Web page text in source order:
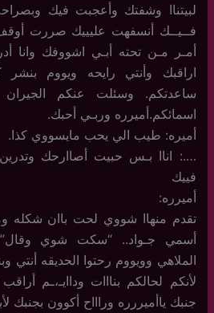
لبيتناا وشفتك وأعجبت فيك
فــيــك أنسفهت عليييك صررت
أمـر مـن تحته أبـي اشووفك وانا
اراقبك وأنتي رايحه ويووم بنشر
ساعدتكم. وسئلت عنكم
اسمائكم.أميرره وربـي أحبك.
أميره: طيب الي يحب مايسووي كذا.
….: اناا بـس حبيت أصاارحك
فييك
أميرره:
تقدم منهاا شووي لحت باان شكله
أسمي جـواد.. “سكت شوي وقال”
الملاهي وويووم رحتوا الحديقه أنتي
لأنكم لحالكم بنااات وداايـ،ـم
جنبك ياأميررره وراااح أكوون بجنبك